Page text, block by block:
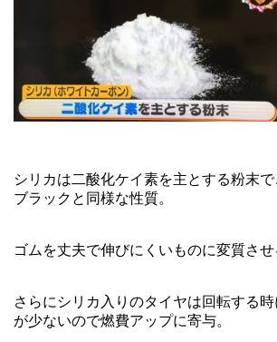
シリカは二酸化ケイ素を主とする粉末
ブラックと同様な性質。
ゴムを丈夫で伸びにくいものに変質させ
さらにシリカ入りのタイヤは回転する
が少ないので燃費アップに寄与。